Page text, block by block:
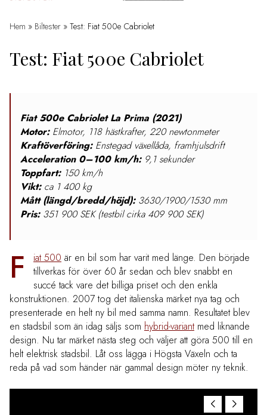
Hem » Biltester » Test: Fiat 500e Cabriolet
Test: Fiat 500e Cabriolet
Fiat 500e Cabriolet La Prima (2021)
Motor:Elmotor, 118 hästkrafter, 220 newtonmeter
Kraftöverföring:Enstegad växellåda, framhjulsdrift
Acceleration0–100 km/h:9,1 sekunder
Toppfart:150 km/h
Vikt:ca 1 400 kg
Mått (längd/bredd/höjd):3630/1900/1530 mm
Pris:351 900 SEK (testbil cirka 409 900 SEK)
F iat 500 är en bil som har varit med länge. Den började
tillverkas för över 60 år sedan och blev snabbt en
succé tack vare det billiga priset och den enkla
konstruktionen. 2007 tog det italienska märket nya tag och
presenterade en helt ny bil med samma namn. Resultatet blev
en stadsbil som än idag säljs som hybrid-variantmed liknande
design. Nu tar märket nästa steg och väljer att göra 500 till en
helt elektrisk stadsbil. Låt oss lägga i Högsta Växeln och ta
reda på vad som händer när gammal design möter ny teknik.